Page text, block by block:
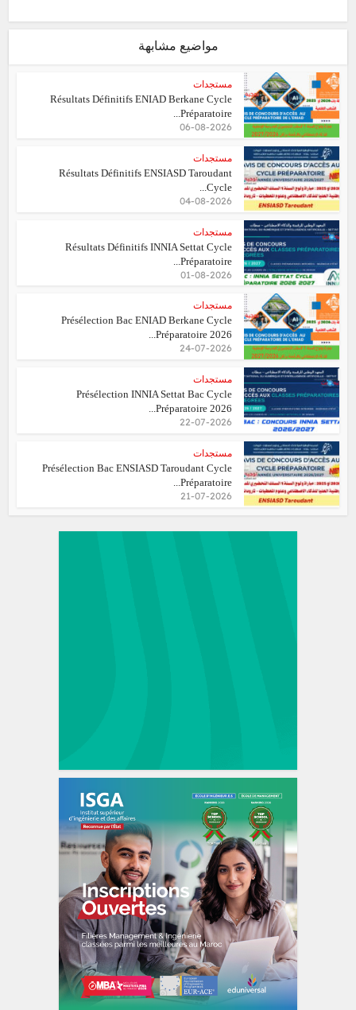
مواضيع مشابهة
مستجدات
Résultats Définitifs ENIAD Berkane Cycle
Préparatoire...
06-08-2026
مستجدات
Résultats Définitifs ENSIASD Taroudant
Cycle...
04-08-2026
مستجدات
Résultats Définitifs INNIA Settat Cycle
Préparatoire...
01-08-2026
مستجدات
Présélection Bac ENIAD Berkane Cycle
Préparatoire 2026...
24-07-2026
مستجدات
Présélection INNIA Settat Bac Cycle
Préparatoire 2026...
22-07-2026
مستجدات
Présélection Bac ENSIASD Taroudant Cycle
Préparatoire...
21-07-2026